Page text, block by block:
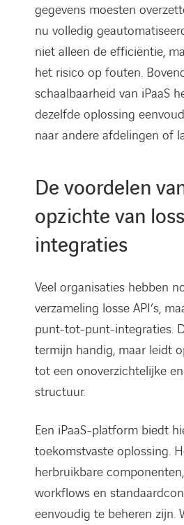
gegevens moesten
nu volledig
niet alleen de efficiëntie,
het risico op fouten.
schaalbaarheid van iPaaS
dezelfde oplossing
naar andere afdelingen of
De voordelen
opzichte van
integraties
Veel organisaties hebben
verzameling losse API’s,
punt-tot-punt-integraties.
termijn handig, maar leidt
tot een onoverzichtelijke
structuur.
Een iPaaS-platform biedt
toekomstvaste oplossing.
herbruikbare
workflows en
eenvoudig te beheren zijn.